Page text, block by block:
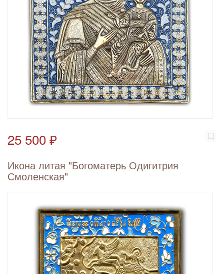
25 500 ₽
Икона литая "Богоматерь Одигитрия
Смоленская"